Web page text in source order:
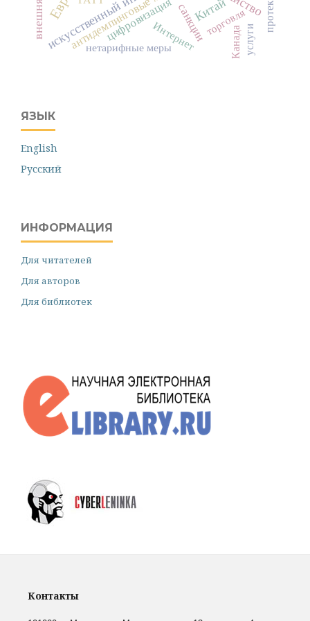
Китай
антидемпинговые меры
цифровизациясанкции
Интернет торговля
нетарифные меры Канада услуги
ЯЗЫК
English
Русский
ИНФОРМАЦИЯ
Для читателей
Для авторов
Для библиотек
Контакты